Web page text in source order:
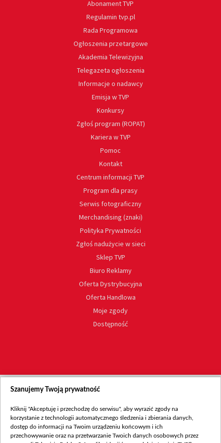
Abonament TVP
Regulamin tvp.pl
Rada Programowa
Ogłoszenia przetargowe
Akademia Telewizyjna
Telegazeta ogłoszenia
Informacje o nadawcy
Emisja w TVP
Konkursy
Zgłoś program (ROPAT)
Kariera w TVP
Pomoc
Kontakt
Centrum informacji TVP
Program dla prasy
Serwis fotograficzny
Merchandising (znaki)
Polityka Prywatności
Zgłoś nadużycie w sieci
Sklep TVP
Biuro Reklamy
Oferta Dystrybucyjna
Oferta Handlowa
Moje zgody
Dostępność
Szanujemy Twoją prywatność
Kliknij "Akceptuję i przechodzę do serwisu", aby wyrazić zgody na
korzystanie z technologii automatycznego śledzenia i zbierania danych,
dostęp do informacji na Twoim urządzeniu końcowym i ich
przechowywanie oraz na przetwarzanie Twoich danych osobowych przez